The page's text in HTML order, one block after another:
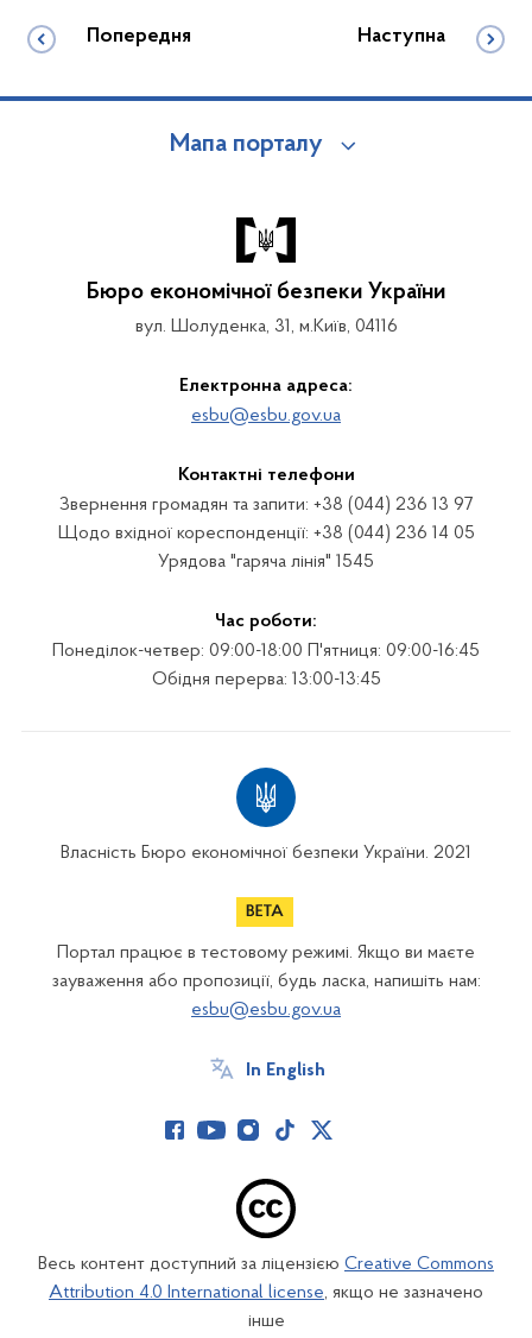
Попередня Наступна
Мапа порталу
Бюро економічної безпеки України
вул. Шолуденка, 31, м.Київ, 04116
Електронна адреса:
esbu@esbu.gov.ua
Контактні телефони
Звернення громадян та запити: +38 (044) 236 13 97
Щодо вхідної кореспонденції: +38 (044) 236 14 05
Урядова "гаряча лінія" 1545
Час роботи:
Понеділок-четвер: 09:00-18:00 П'ятниця: 09:00-16:45
Обідня перерва: 13:00-13:45
Власність Бюро економічної безпеки України. 2021
Портал працює в тестовому режимі. Якщо ви маєте
зауваження або пропозиції, будь ласка, напишіть нам:
esbu@esbu.gov.ua
In English
Весь контент доступний за ліцензією Creative Commons
Attribution 4.0 International license, якщо не зазначено
інше